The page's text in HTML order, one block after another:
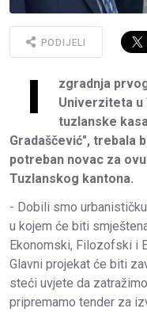
PODIJELI
I
zgradnja
Univerziteta u
tuzlanske
Gradaščević", trebala
potreban novac za
Tuzlanskog kantona.
- Dobili smo
u kojem će biti
Ekonomski, Filozofski i
Glavni projekat će biti
steći uvjete da
pripremamo tender za